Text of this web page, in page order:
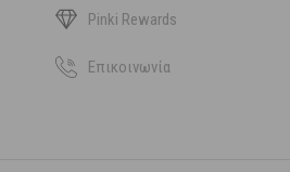
Pinki Rewards
Επικοινωνία